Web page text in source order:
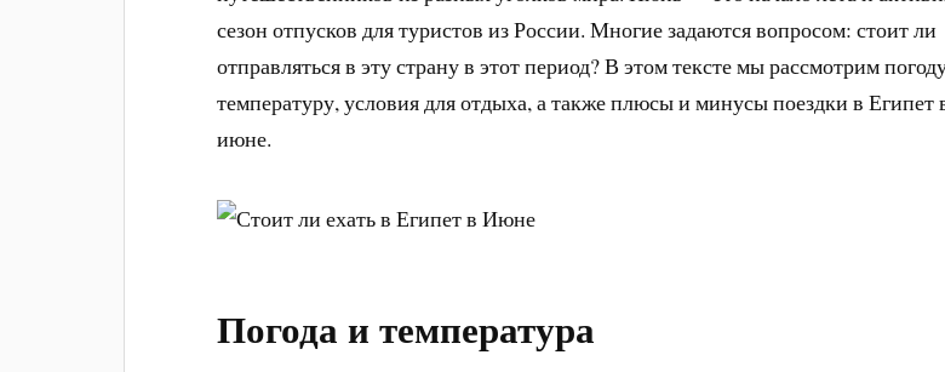
сезон отпусков для туристов из России. Многие задаются вопросом: стоит ли
отправляться в эту страну в этот период? В этом тексте мы рассмотрим
температуру, условия для отдыха, а также плюсы и минусы поездки в Египет
июне.
Погода и температура